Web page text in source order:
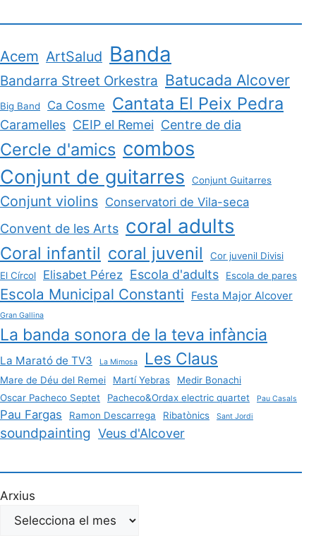
Acem ArtSalud Banda
Bandarra Street Orkestra Batucada Alcover
Big Band Ca Cosme Cantata El Peix Pedra
Caramelles CEIP el Remei Centre de dia
Cercle d'amics combos
Conjunt de guitarres Conjunt Guitarres
Conjunt violins Conservatori de Vila-seca
Convent de les Arts coral adults
Coral infantil coral juvenil
Cor juvenil Divisi
El Círcol
Elisabet Pérez Escola d'adults Escola de pares
Escola Municipal Constanti Festa Major Alcover
Gran Gallina
La banda sonora de la teva infància
La Marató de TV3 La Mimosa Les Claus
Mare de Déu del Remei Martí Yebras
Medir Bonachi
Oscar Pacheco Septet
Pacheco&Ordax electric quartet Pau Casals
Pau Fargas Ramon Descarrega Ribatònics Sant Jordi
soundpainting Veus d'Alcover
Arxius